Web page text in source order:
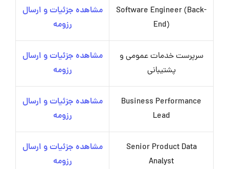
Software Engineer (Back-
End)
مشاهده جزئیات و ارسال
رزومه
سرپرست خدمات عمومی و
پشتیبانی
مشاهده جزئیات و ارسال
رزومه
Business Performance
Lead
مشاهده جزئیات و ارسال
رزومه
Senior Product Data
Analyst
مشاهده جزئیات و ارسال
رزومه